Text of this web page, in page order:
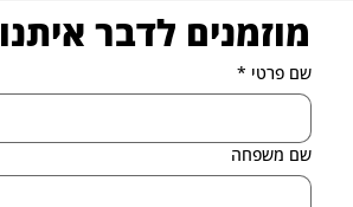
מוזמנים לדבר איתנו
שם פרטי *
שם משפחה